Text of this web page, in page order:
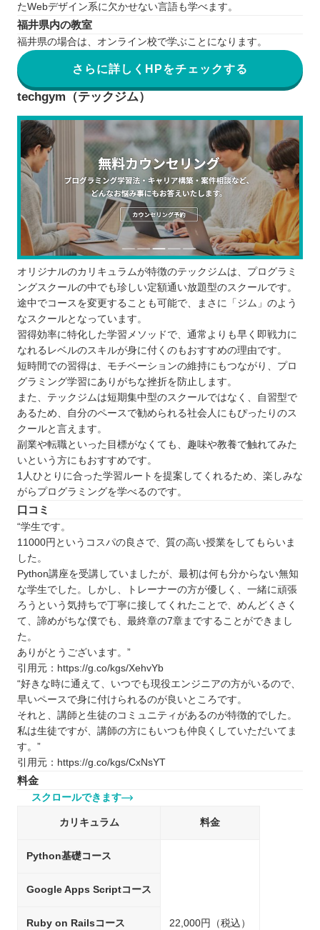
たWebデザイン系に欠かせない言語も学べます。
福井県内の教室
福井県の場合は、オンライン校で学ぶことになります。
さらに詳しくHPをチェックする
techgym（テックジム）
オリジナルのカリキュラムが特徴のテックジムは、プログラミ
ングスクールの中でも珍しい定額通い放題型のスクールです。
途中でコースを変更することも可能で、まさに「ジム」のよう
なスクールとなっています。
習得効率に特化した学習メソッドで、通常よりも早く即戦力に
なれるレベルのスキルが身に付くのもおすすめの理由です。
短時間での習得は、モチベーションの維持にもつながり、プロ
グラミング学習にありがちな挫折を防止します。
また、テックジムは短期集中型のスクールではなく、自習型で
あるため、自分のペースで勧められる社会人にもぴったりのス
クールと言えます。
副業や転職といった目標がなくても、趣味や教養で触れてみた
いという方にもおすすめです。
1人ひとりに合った学習ルートを提案してくれるため、楽しみな
がらプログラミングを学べるのです。
口コミ
“学生です。
11000円というコスパの良さで、質の高い授業をしてもらいま
した。
Python講座を受講していましたが、最初は何も分からない無知
な学生でした。しかし、トレーナーの方が優しく、一緒に頑張
ろうという気持ちで丁寧に接してくれたことで、めんどくさく
て、諦めがちな僕でも、最終章の7章まですることができまし
た。
ありがとうございます。”
引用元：https://g.co/kgs/XehvYb
“好きな時に通えて、いつでも現役エンジニアの方がいるので、
早いペースで身に付けられるのが良いところです。
それと、講師と生徒のコミュニティがあるのが特徴的でした。
私は生徒ですが、講師の方にもいつも仲良くしていただいてま
す。”
引用元：https://g.co/kgs/CxNsYT
料金
スクロールできます
カリキュラム 料金
Python基礎コース
22,000円（税込）
Google Apps Scriptコース
Ruby on Railsコース